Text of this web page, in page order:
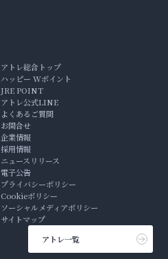
アトレ総合トップ
ハッピー Wポイント
JRE POINT
アトレ公式LINE
よくあるご質問
お問合せ
企業情報
採用情報
ニュースリリース
電子公告
プライバシーポリシー
Cookieポリシー
ソーシャルメディアポリシー
サイトマップ
アトレ一覧